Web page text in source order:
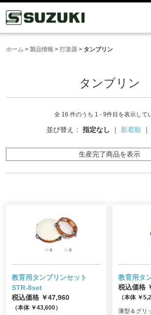
ホーム > 製品情報 > 打楽器 > タンブリン
タンブリン
全 16 件のうち 1 - 9件目を表示して
並び替え： 指定なし ｜ 新着順 ｜
生産完了商品を表示
教育用タンブリンセット
STR-8set
税込価格 ￥47,960
（本体 ￥43,600）
教育用タ
税込価格
（本体 ￥
薄型＆グリ